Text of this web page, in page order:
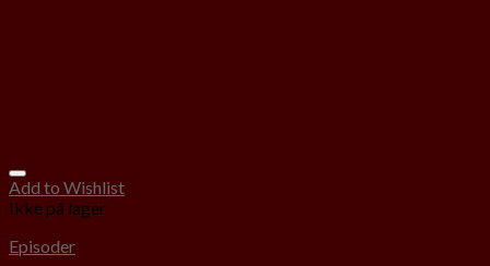
Add to Wishlist
Ikke på lager
Episoder